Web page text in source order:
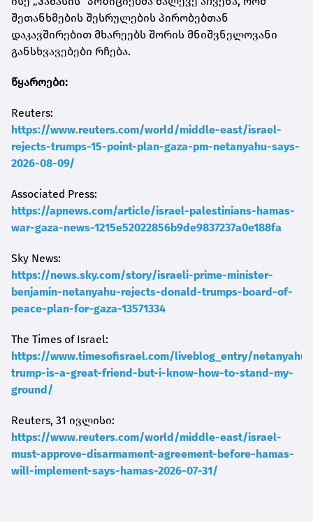
შეთანხმების შესრულების პირობებთან
დაკავშირებით მხარეებს შორის მნიშვნელოვანი
განსხვავებები რჩება.
წყაროები:
Reuters:
https://www.reuters.com/world/middle-east/israel-
rejects-trumps-15-point-plan-gaza-pm-netanyahu-says-
2026-08-09/
Associated Press:
https://apnews.com/article/israel-palestinians-hamas-
war-gaza-news-1215e52022856b9de9837237a0e188fa
Sky News:
https://news.sky.com/story/israeli-prime-minister-
benjamin-netanyahu-rejects-donald-trumps-board-of-
peace-plan-for-gaza-13571334
The Times of Israel:
https://www.timesofisrael.com/liveblog_entry/netanyahu-
trump-is-a-great-friend-but-i-know-how-to-stand-my-
ground/
Reuters, 31 ივლისი:
https://www.reuters.com/world/middle-east/israel-
must-approve-disarmament-agreement-before-hamas-
will-implement-says-hamas-2026-07-31/